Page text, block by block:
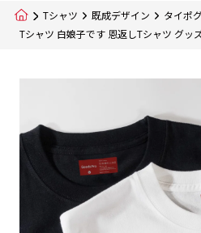
Tシャツ 既成デザイン タイポ
Tシャツ 白娘子です 恩返しTシャツ グッ
個数
カート
のデータとさせていただ
で解像度200dp以上必
いの規格サイズにつきま
プレートの用意があり
イページの「購入履歴」
てご利用くださいませ。
お客様自身でオリジナ
ルで製品デザインをした
指します。当グッズプロ
該当いたします。既製の
分だけののぼり旗をつく
イン改造や既製デザイン
名前入れや会社のロゴな
相談もお請けしております
のぼり旗のデザインとし
上側にポールを通すミミ
ただ、お客様の飾り付け
もしかしたら左側と上に
側と上についていた方が
ません。
風向きを考えながらチチ
デザインをするとどの方
お客様オリジナルサイズ
につきましてはお気軽に
みする都合や・最終的
など）のでサイズの指定
位は不可となります。
ズレ5ｍｍ程度は起きる
お客様オリジナルサイズ
につきましてはお気軽に
みする都合や・最終的
など）のでサイズの指定
位は不可となります。
ズレ5ｍｍ程度は起きる
ポールに通す際には上辺
が左右どちらでものぼり
生地のふちを大きく棒袋
を通す筒をつくります。
むため、耐久性があがり
立ちます。
ポールに通す際には上辺
が左右どちらでものぼり
生地のふちを大きく棒袋
を通す筒をつくります。
むため、耐久性があがり
立ちます。
をあげるために折り返し
の影響を受けやすい四辺
各辺のおおむね3～5ｍｍ
い糸を走らせて補強しま
のぼり旗の１辺～４辺は
すのでその部分のホツレ
を防止する効果があります
棒袋縫いの場合、補強
ポンジ（
一般的なのぼり旗の生地
厚みが約0.14ｍｍのとて
ます。
疑似的にのれんのように
法です。